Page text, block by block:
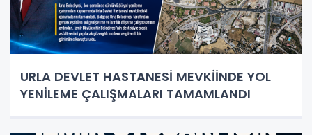
URLA DEVLET HASTANESİ MEVKİİNDE YOL
YENİLEME ÇALIŞMALARI TAMAMLANDI